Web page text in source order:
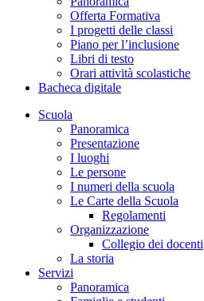
Offerta Formativa
I progetti delle classi
Piano per l’inclusione
Libri di testo
Orari attività scolastiche
Bacheca digitale
Scuola
Panoramica
Presentazione
I luoghi
Le persone
I numeri della scuola
Le Carte della Scuola
Regolamenti
Organizzazione
Collegio dei docenti
La storia
Servizi
Panoramica